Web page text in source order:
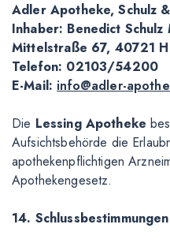
Adler Apotheke, Schulz
Inhaber: Benedict Schulz
Mittelstraße 67, 40721
Telefon: 02103/54200
E-Mail: info@adler-
Die Lessing Apotheke
Aufsichtsbehörde die
apothekenpflichtigen
Apothekengesetz.
14. Schlussbestimmungen